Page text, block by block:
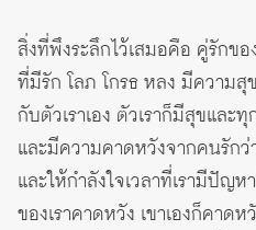
สิ่งที่พึงระลึกไว้เสมอคือ คู่รักข
ที่มีรัก โลภ โกรธ หลง มีความสุ
กับตัวเราเอง ตัวเราก็มีสุขและ
และมีความคาดหวังจากคนรัก
และให้กำลังใจเวลาที่เรามีปัญ
ของเราคาดหวัง เขาเองก็คาด